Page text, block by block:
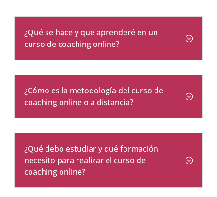
¿Qué se hace y qué aprenderé en un
curso de coaching online?
¿Cómo es la metodología del curso de
coaching online o a distancia?
¿Qué debo estudiar y qué formación
necesito para realizar el curso de
coaching online?